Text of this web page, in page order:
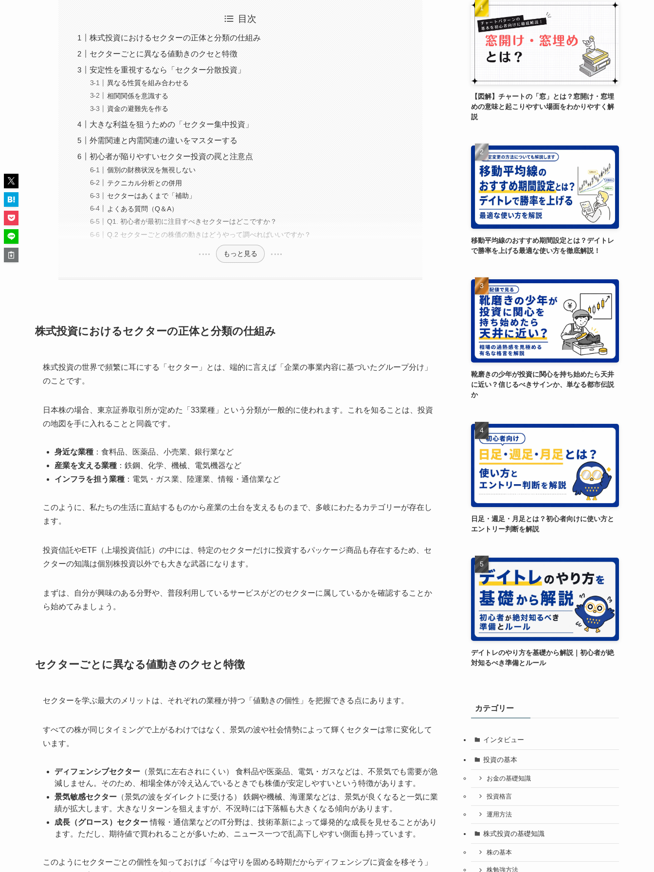
目次
株式投資におけるセクターの正体と分類の仕組み
セクターごとに異なる値動きのクセと特徴
安定性を重視するなら「セクター分散投資」
異なる性質を組み合わせる
相関関係を意識する
資金の避難先を作る
大きな利益を狙うための「セクター集中投資」
外需関連と内需関連の違いをマスターする
初心者が陥りやすいセクター投資の罠と注意点
個別の財務状況を無視しない
テクニカル分析との併用
セクターはあくまで「補助」
よくある質問（Q＆A）
Q1. 初心者が最初に注目すべきセクターはどこですか？
Q.2 セクターごとの株価の動きはどうやって調べればいいですか？
もっと見る
株式投資におけるセクターの正体と分類の仕組み
株式投資の世界で頻繁に耳にする「セクター」とは、端的に言えば「企業の事業内容に基づいたグループ分け」
のことです。
日本株の場合、東京証券取引所が定めた「33業種」という分類が一般的に使われます。これを知ることは、投資
の地図を手に入れることと同義です。
身近な業種 ：食料品、医薬品、小売業、銀行業など
産業を支える業種 ：鉄鋼、化学、機械、電気機器など
インフラを担う業種 ：電気・ガス業、陸運業、情報・通信業など
このように、私たちの生活に直結するものから産業の土台を支えるものまで、多岐にわたるカテゴリーが存在し
ます。
投資信託やETF（上場投資信託）の中には、特定のセクターだけに投資するパッケージ商品も存在するため、セ
クターの知識は個別株投資以外でも大きな武器になります。
まずは、自分が興味のある分野や、普段利用しているサービスがどのセクターに属しているかを確認することか
ら始めてみましょう。
セクターごとに異なる値動きのクセと特徴
セクターを学ぶ最大のメリットは、それぞれの業種が持つ「値動きの個性」を把握できる点にあります。
すべての株が同じタイミングで上がるわけではなく、景気の波や社会情勢によって輝くセクターは常に変化して
います。
ディフェンシブセクター （景気に左右されにくい） 食料品や医薬品、電気・ガスなどは、不景気でも需要が急
減しません。そのため、相場全体が冷え込んでいるときでも株価が安定しやすいという特徴があります。
景気敏感セクター （景気の波をダイレクトに受ける） 鉄鋼や機械、海運業などは、景気が良くなると一気に業
績が拡大します。大きなリターンを狙えますが、不況時には下落幅も大きくなる傾向があります。
成長（グロース）セクター情報・通信業などのIT分野は、技術革新によって爆発的な成長を見せることがあり
ます。ただし、期待値で買われることが多いため、ニュース一つで乱高下しやすい側面も持っています。
このようにセクターごとの個性を知っておけば「今は守りを固める時期だからディフェンシブに資金を移そう」
【図解】チャートの「窓」とは？窓開け・窓埋
めの意味と起こりやすい場面をわかりやすく解
説
移動平均線のおすすめ期間設定とは？デイトレ
で勝率を上げる最適な使い方を徹底解説！
靴磨きの少年が投資に関心を持ち始めたら天井
に近い？信じるべきサインか、単なる都市伝説
か
日足・週足・月足とは？初心者向けに使い方と
エントリー判断を解説
デイトレのやり方を基礎から解説｜初心者が絶
対知るべき準備とルール
カテゴリー
インタビュー
投資の基本
お金の基礎知識
投資格言
運用方法
株式投資の基礎知識
株の基本
株勉強方法